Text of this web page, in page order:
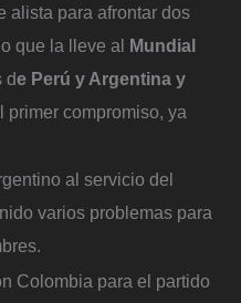
alista para afrontar dos
que la lleve al Mundial
de Perú y Argentina y
primer compromiso, ya
al servicio del
varios problemas para
Colombia para el partido